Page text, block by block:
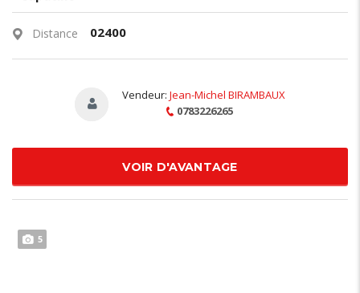
Distance 02400
Vendeur: Jean-Michel BIRAMBAUX
0783226265
VOIR D'AVANTAGE
5